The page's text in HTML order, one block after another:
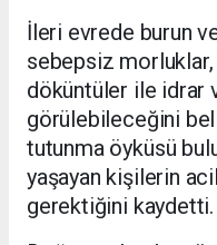
İleri evrede burun
sebepsiz
döküntüler ile idrar
görülebileceğini
tutunma öyküsü
yaşayan kişilerin
gerektiğini kaydetti.